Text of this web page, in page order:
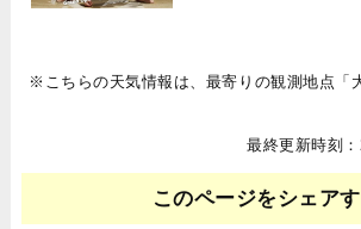
※こちらの天気情報は、最寄りの観測地点「
最終更新時刻
このページをシェア